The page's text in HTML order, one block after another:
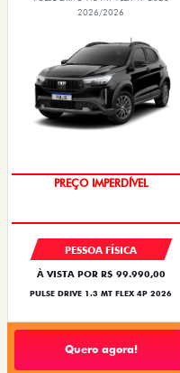
2026/2026
PREÇO IMPERDÍVEL
PESSOA FÍSICA
À VISTA POR R$ 99.990,00
PULSE DRIVE 1.3 MT FLEX 4P 2026
Quero agora!